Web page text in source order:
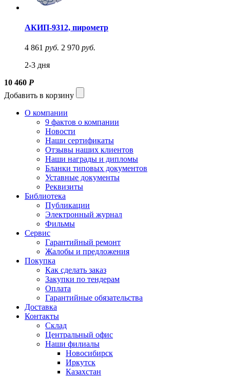
АКИП-9312, пирометр
4 861 руб. 2 970 руб.
2-3 дня
10 460 Р
Добавить в корзину
О компании
9 фактов о компании
Новости
Наши сертификаты
Отзывы наших клиентов
Наши награды и дипломы
Бланки типовых документов
Уставные документы
Реквизиты
Библиотека
Публикации
Электронный журнал
Фильмы
Сервис
Гарантийный ремонт
Жалобы и предложения
Покупка
Как сделать заказ
Закупки по тендерам
Оплата
Гарантийные обязательства
Доставка
Контакты
Склад
Центральный офис
Наши филиалы
Новосибирск
Иркутск
Казахстан